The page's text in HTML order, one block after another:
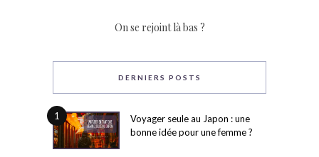
On se rejoint là bas ?
DERNIERS POSTS
1
Voyager seule au Japon : une
bonne idée pour une femme ?